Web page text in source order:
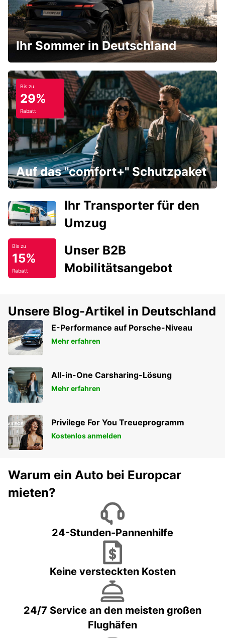
Ihr Sommer in Deutschland
Bis zu
29%
Rabatt
Auf das "comfort+" Schutzpaket
Ihr Transporter für den
Umzug
Bis zu
15%
Rabatt
Unser B2B
Mobilitätsangebot
Unsere Blog-Artikel in Deutschland
E-Performance auf Porsche-Niveau
Mehr erfahren
All-in-One Carsharing-Lösung
Mehr erfahren
Privilege For You Treueprogramm
Kostenlos anmelden
Warum ein Auto bei Europcar
mieten?
24-Stunden-Pannenhilfe
Keine versteckten Kosten
24/7 Service an den meisten großen
Flughäfen